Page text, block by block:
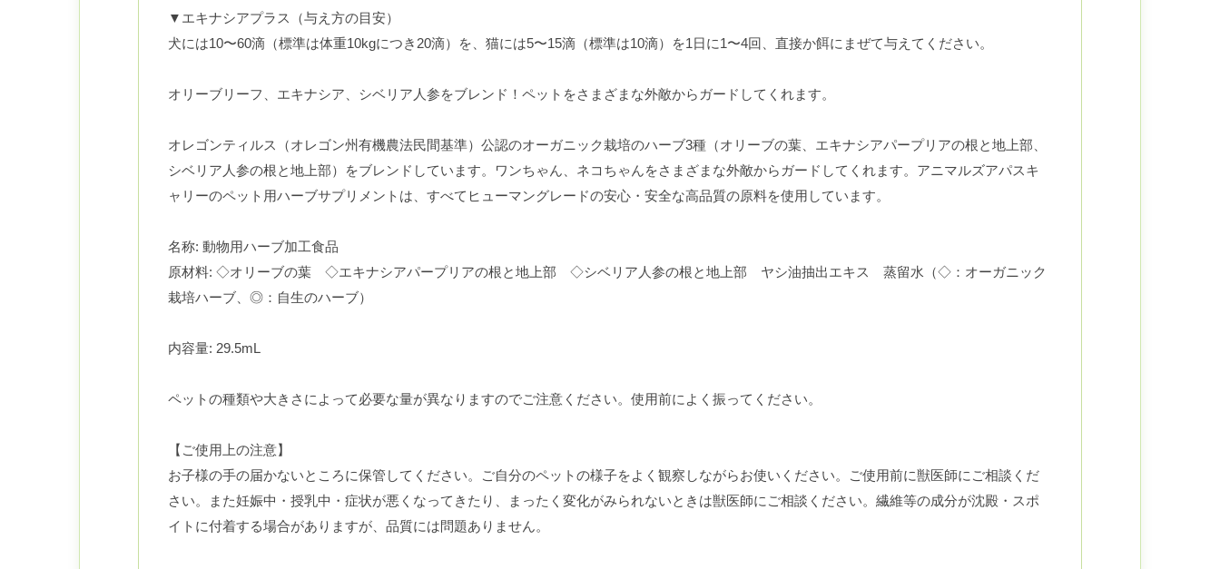
▼エキナシアプラス（与え方の目安）
犬には10〜60滴（標準は体重10kgにつき20滴）を、猫には5〜15滴（標準は10滴）を1日に1〜4回、直接か餌にまぜて与えてください。
オリーブリーフ、エキナシア、シベリア人参をブレンド！ペットをさまざまな外敵からガードしてくれます。
オレゴンティルス（オレゴン州有機農法民間基準）公認のオーガニック栽培のハーブ3種（オリーブの葉、エキナシアパープリアの根と地上部、
シベリア人参の根と地上部）をブレンドしています。ワンちゃん、ネコちゃんをさまざまな外敵からガードしてくれます。アニマルズアパスキ
ャリーのペット用ハーブサプリメントは、すべてヒューマングレードの安心・安全な高品質の原料を使用しています。
名称: 動物用ハーブ加工食品
原材料: ◇オリーブの葉 ◇エキナシアパープリアの根と地上部 ◇シベリア人参の根と地上部 ヤシ油抽出エキス 蒸留水（◇：オーガニック
栽培ハーブ、◎：自生のハーブ）
内容量: 29.5mL
ペットの種類や大きさによって必要な量が異なりますのでご注意ください。使用前によく振ってください。
【ご使用上の注意】
お子様の手の届かないところに保管してください。ご自分のペットの様子をよく観察しながらお使いください。ご使用前に獣医師にご相談くだ
さい。また妊娠中・授乳中・症状が悪くなってきたり、まったく変化がみられないときは獣医師にご相談ください。繊維等の成分が沈殿・スポ
イトに付着する場合がありますが、品質には問題ありません。